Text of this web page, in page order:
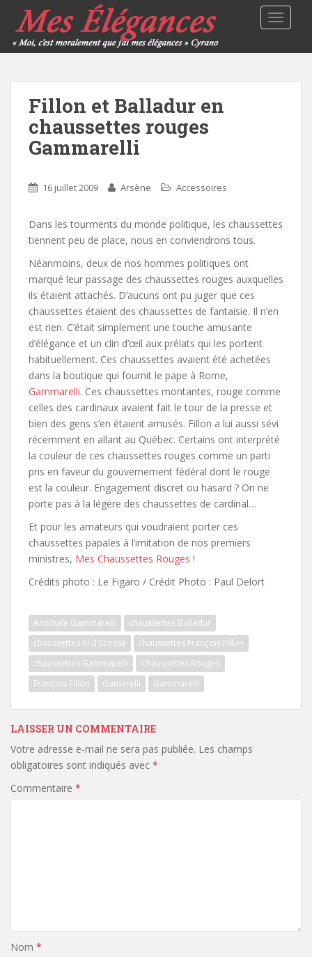
Fillon et Balladur en
chaussettes rouges
Gammarelli
16 juillet 2009 Arsène Accessoires
Dans les tourments du monde politique, les chaussettes
tiennent peu de place, nous en conviendrons tous.
Néanmoins, deux de nos hommes politiques ont
marqué leur passage des chaussettes rouges auxquelles
ils étaient attachés. D’aucuns ont pu juger que ces
chaussettes étaient des chaussettes de fantaisie. Il n’en
est rien. C’était simplement une touche amusante
d’élégance et un clin d’œil aux prélats qui les portent
habituellement. Ces chaussettes avaient été achetées
dans la boutique qui fournit le pape à Rome,
Gammarelli. Ces chaussettes montantes, rouge comme
celles des cardinaux avaient fait le tour de la presse et
bien des gens s’en étaient amusés. Fillon a lui aussi sévi
récemment en allant au Québec. Certains ont interprété
la couleur de ces chaussettes rouges comme un parti
pris en faveur du gouvernement fédéral dont le rouge
est la couleur. Engagement discret ou hasard ? On ne
porte pas à la légère des chaussettes de cardinal…
Et pour les amateurs qui voudraient porter ces
chaussettes papales à l’imitation de nos premiers
ministres, Mes Chaussettes Rouges !
Crédits photo : Le Figaro / Crédit Photo : Paul Delort
Annibale Gammarelli
chaussettes Balladur
chaussettes fil d'Ecosse
chaussettes François Fillon
chaussettes Gammarelli
Chaussettes Rouges
François Fillon
Gamarelli Gammarelli
LAISSER UN COMMENTAIRE
Votre adresse e-mail ne sera pas publiée. Les champs
obligatoires sont indiqués avec *
Commentaire *
Nom *